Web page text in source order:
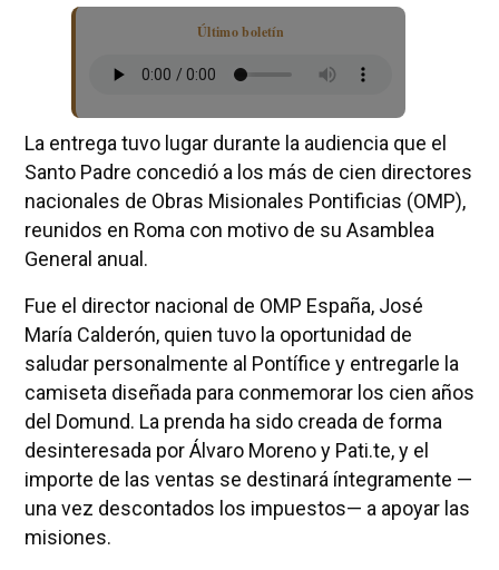
Último boletín
La entrega tuvo lugar durante la audiencia que el
Santo Padre concedió a los más de cien directores
nacionales de Obras Misionales Pontificias (OMP),
reunidos en Roma con motivo de su Asamblea
General anual.
Fue el director nacional de OMP España, José
María Calderón, quien tuvo la oportunidad de
saludar personalmente al Pontífice y entregarle la
camiseta diseñada para conmemorar los cien años
del Domund. La prenda ha sido creada de forma
desinteresada por Álvaro Moreno y Pati.te, y el
importe de las ventas se destinará íntegramente —
una vez descontados los impuestos— a apoyar las
misiones.